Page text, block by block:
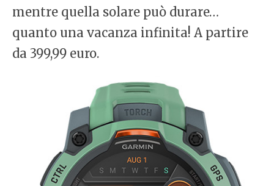
mentre quella solare può durare…
quanto una vacanza infinita! A partire
da 399,99 euro.